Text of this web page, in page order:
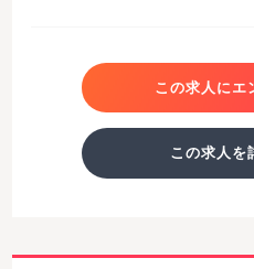
この求人にエ
この求人を